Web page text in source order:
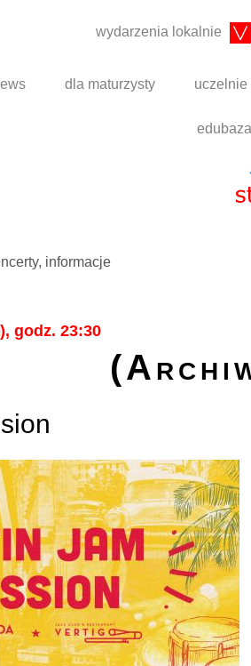
wydarzenia lokalnie
dla maturzysty uczelnie
edubaza
informacje
godz. 23:30